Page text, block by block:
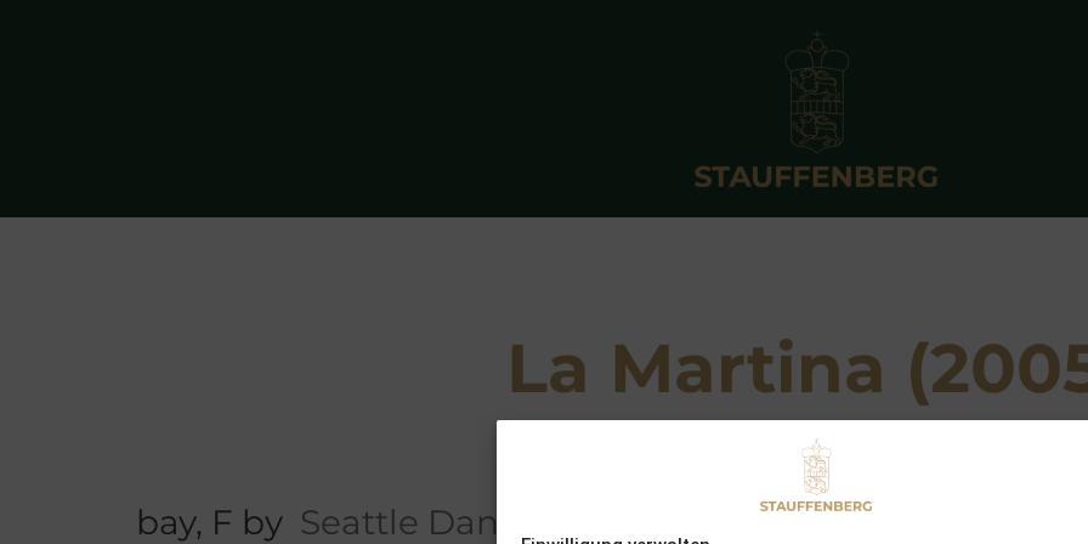
La Martina
Breeder: Graf und Grafin Stauffenberg
bay, F by Seattle Dancer Luna de Miel (GB)